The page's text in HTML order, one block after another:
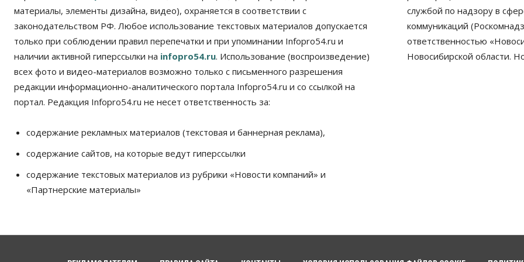
материалы, элементы дизайна, видео), охраняется в соответствии с
законодательством РФ. Любое использование текстовых материалов допускается
только при соблюдении правил перепечатки и при упоминании Infopro54.ru и
наличии активной гиперссылки на infopro54.ru. Использование (воспроизведение)
всех фото и видео-материалов возможно только с письменного разрешения
редакции информационно-аналитического портала Infopro54.ru и со ссылкой на
портал. Редакция Infopro54.ru не несет ответственность за:
содержание рекламных материалов (текстовая и баннерная реклама),
содержание сайтов, на которые ведут гиперссылки
содержание текстовых материалов из рубрики «Новости компаний» и
«Партнерские материалы»
службой по надзору в
коммуникаций
ответственностью
Новосибирской области.